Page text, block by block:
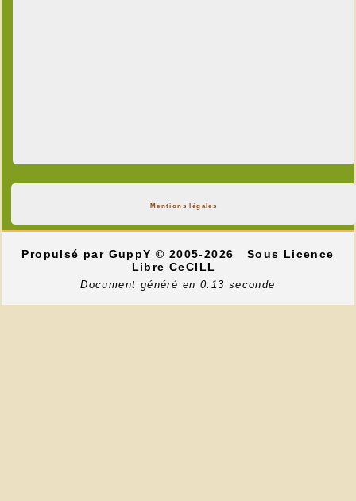
Mentions légales
Propulsé par GuppY© 2005-2026
Sous Licence
Libre CeCILL
Document généré en 0.13 seconde